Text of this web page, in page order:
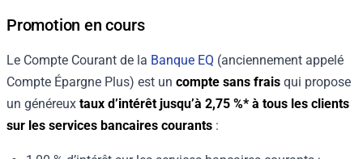
Promotion en cours
Le Compte Courant de la Banque EQ (anciennement appelé
Compte Épargne Plus) est un compte sans frais qui propose
un généreux taux d’intérêt jusqu’à 2,75 %* à tous les clients
sur les services bancaires courants :